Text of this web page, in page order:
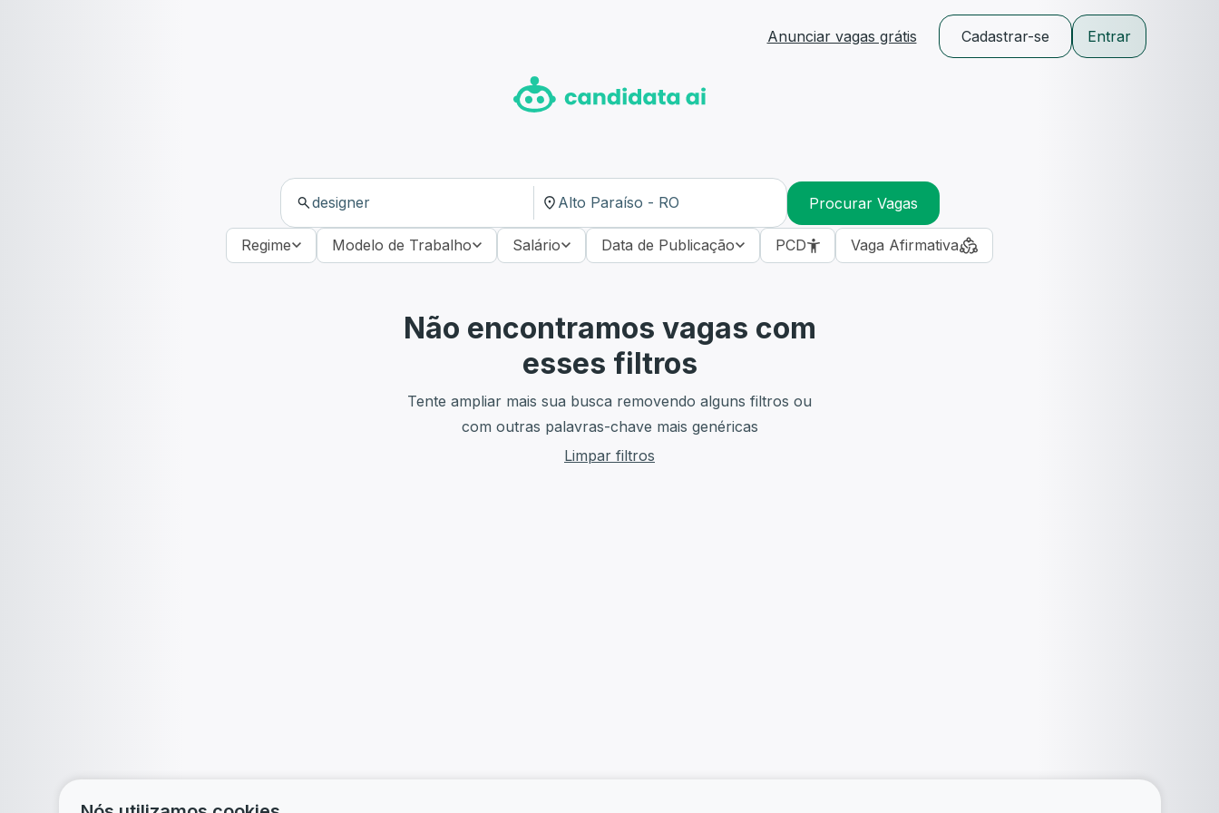
Anunciar vagas grátis Cadastrar-se Entrar
Procurar Vagas
Regime Modelo de Trabalho Salário Data de Publicação PCD Vaga Afirmativa
Não encontramos vagas com
esses filtros
Tente ampliar mais sua busca removendo alguns filtros ou
com outras palavras-chave mais genéricas
Limpar filtros